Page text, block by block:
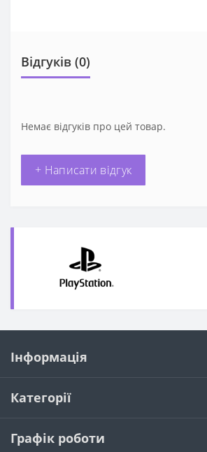
Відгуків (0)
Немає відгуків про цей товар.
+ Написати відгук
Інформація
Категорії
Графік роботи